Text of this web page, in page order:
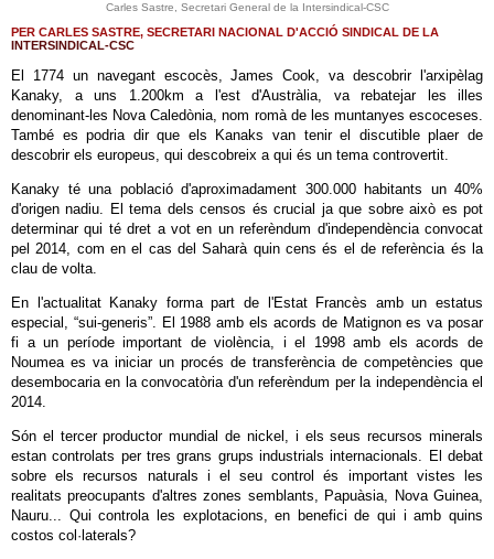
Carles Sastre, Secretari General de la Intersindical-CSC
PER CARLES SASTRE, SECRETARI NACIONAL D'ACCIÓ SINDICAL DE LA
INTERSINDICAL-CSC
El 1774 un navegant escocès, James Cook, va descobrir l'arxipèlag
Kanaky, a uns 1.200km a l'est d'Austràlia, va rebatejar les illes
denominant-les Nova Caledònia, nom romà de les muntanyes escoceses.
També es podria dir que els Kanaks van tenir el discutible plaer de
descobrir els europeus, qui descobreix a qui és un tema controvertit.
Kanaky té una població d'aproximadament 300.000 habitants un 40%
d'origen nadiu. El tema dels censos és crucial ja que sobre això es pot
determinar qui té dret a vot en un referèndum d'independència convocat
pel 2014, com en el cas del Saharà quin cens és el de referència és la
clau de volta.
En l'actualitat Kanaky forma part de l'Estat Francès amb un estatus
especial, “sui-generis”. El 1988 amb els acords de Matignon es va posar
fi a un període important de violència, i el 1998 amb els acords de
Noumea es va iniciar un procés de transferència de competències que
desembocaria en la convocatòria d'un referèndum per la independència el
2014.
Són el tercer productor mundial de nickel, i els seus recursos minerals
estan controlats per tres grans grups industrials internacionals. El debat
sobre els recursos naturals i el seu control és important vistes les
realitats preocupants d'altres zones semblants, Papuàsia, Nova Guinea,
Nauru... Qui controla les explotacions, en benefici de qui i amb quins
costos col·laterals?